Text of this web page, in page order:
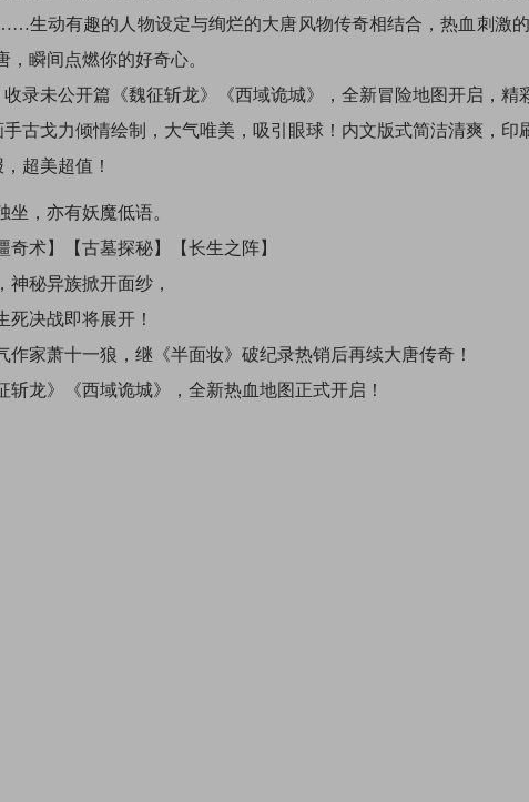
生动有趣的人物设定与绚烂的大唐风物传奇相结合，热血刺激
，瞬间点燃你的好奇心。
录未公开篇《魏征斩龙》《西域诡城》，全新冒险地图开启，精
古戈力倾情绘制，大气唯美，吸引眼球！内文版式简洁清爽，印
超美超值！
坐，亦有妖魔低语。
奇术】【古墓探秘】【长生之阵】
神秘异族掀开面纱，
死决战即将展开！
作家萧十一狼，继《半面妆》破纪录热销后再续大唐传奇！
斩龙》《西域诡城》，全新热血地图正式开启！